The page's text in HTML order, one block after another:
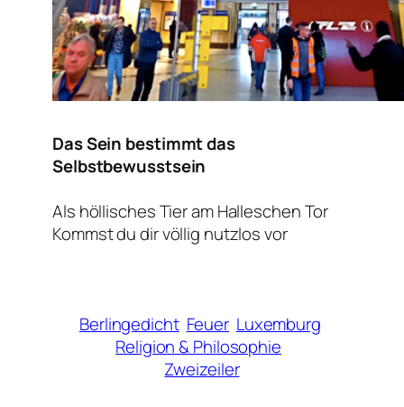
Das Sein bestimmt das
Selbstbewusstsein
Als höllisches Tier am Halleschen Tor
Kommst du dir völlig nutzlos vor
Berlingedicht Feuer Luxemburg
Religion & Philosophie
Zweizeiler